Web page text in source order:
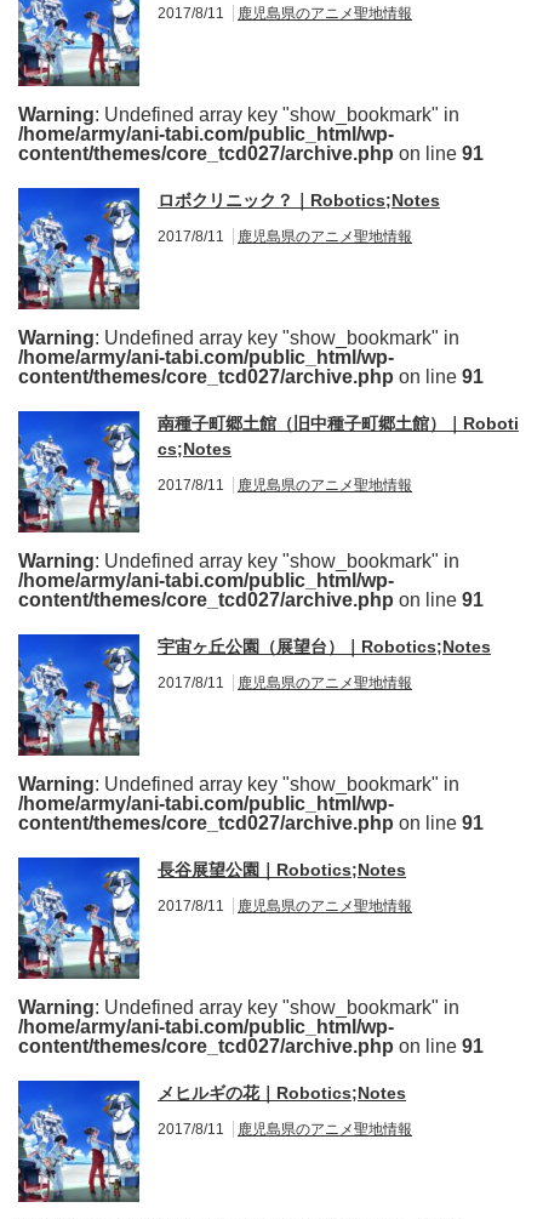
2017/8/11 鹿児島県のアニメ聖地情報
Warning: Undefined array key "show_bookmark" in
/home/army/ani-tabi.com/public_html/wp-
content/themes/core_tcd027/archive.php on line 91
ロボクリニック？｜Robotics;Notes
2017/8/11 鹿児島県のアニメ聖地情報
Warning: Undefined array key "show_bookmark" in
/home/army/ani-tabi.com/public_html/wp-
content/themes/core_tcd027/archive.php on line 91
南種子町郷土館（旧中種子町郷土館）｜Roboti
cs;Notes
2017/8/11 鹿児島県のアニメ聖地情報
Warning: Undefined array key "show_bookmark" in
/home/army/ani-tabi.com/public_html/wp-
content/themes/core_tcd027/archive.php on line 91
宇宙ヶ丘公園（展望台）｜Robotics;Notes
2017/8/11 鹿児島県のアニメ聖地情報
Warning: Undefined array key "show_bookmark" in
/home/army/ani-tabi.com/public_html/wp-
content/themes/core_tcd027/archive.php on line 91
長谷展望公園｜Robotics;Notes
2017/8/11 鹿児島県のアニメ聖地情報
Warning: Undefined array key "show_bookmark" in
/home/army/ani-tabi.com/public_html/wp-
content/themes/core_tcd027/archive.php on line 91
メヒルギの花｜Robotics;Notes
2017/8/11 鹿児島県のアニメ聖地情報